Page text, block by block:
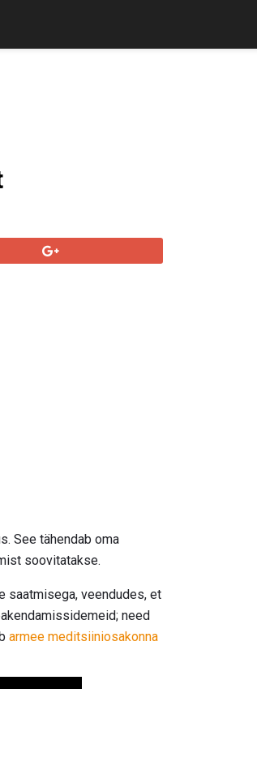
See tähendab oma
soovitatakse.
saatmisega, veendudes, et
need
armee meditsiiniosakonna